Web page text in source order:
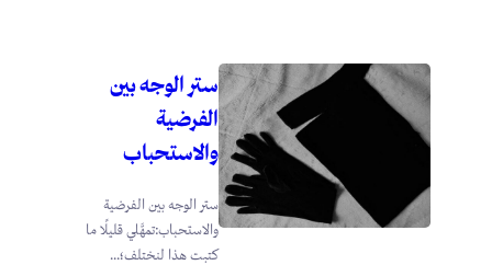
ستر الوجه بين
الفرضية
والاستحباب
ستر الوجه بين الفرضية
والاستحباب:تمهَّلي قليلًا ما
كتبت هذا لنختلف؛...